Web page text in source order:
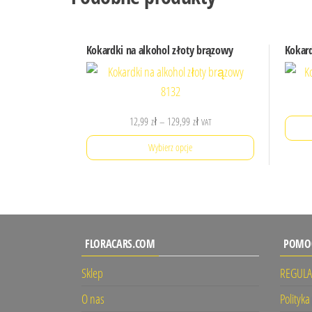
Kokardki na alkohol złoty brązowy
12,99zł– 129,99złZakres
cen:
VAT
Wybierz opcje
ma
wariantów.
FLORACARS.COM
Sklep
O nas